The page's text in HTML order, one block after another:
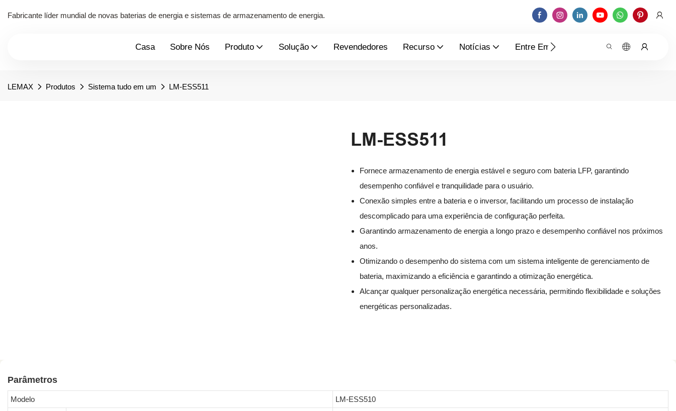
Fabricante líder mundial de novas baterias de energia e sistemas de armazenamento de energia.
Casa Sobre Nós Produto Solução Revendedores Recurso Notícias Entre Em Contato Conosco
LEMAX Produtos Sistema tudo em um LM-ESS511
LM-ESS511
Fornece armazenamento de energia estável e seguro com bateria LFP, garantindo
desempenho confiável e tranquilidade para o usuário.
Conexão simples entre a bateria e o inversor, facilitando um processo de instalação
descomplicado para uma experiência de configuração perfeita.
Garantindo armazenamento de energia a longo prazo e desempenho confiável nos próximos
anos.
Otimizando o desempenho do sistema com um sistema inteligente de gerenciamento de
bateria, maximizando a eficiência e garantindo a otimização energética.
Alcançar qualquer personalização energética necessária, permitindo flexibilidade e soluções
energéticas personalizadas.
Parâmetros
Modelo LM-ESS510